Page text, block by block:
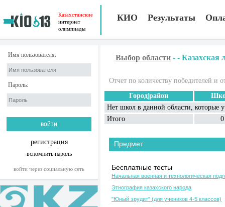
Казахстанские
интернет
олимпиады
КИО Результаты
Имя пользователя:
Пароль:
регистрация
вспомнить пароль
войти через социальную сеть
Выбор области - - Казахская
Отчет по количеству победителей и
Город|район
Нет школ в данной области, которые
Итого
0
Предмет
Бесплатные тесты
Начальная военная и технологическая
Этнография казахского народа
"Юный эрудит" (для учеников 4-5 классов)